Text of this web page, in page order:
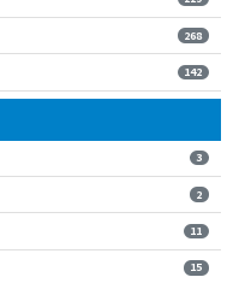
268
142
3
2
11
15